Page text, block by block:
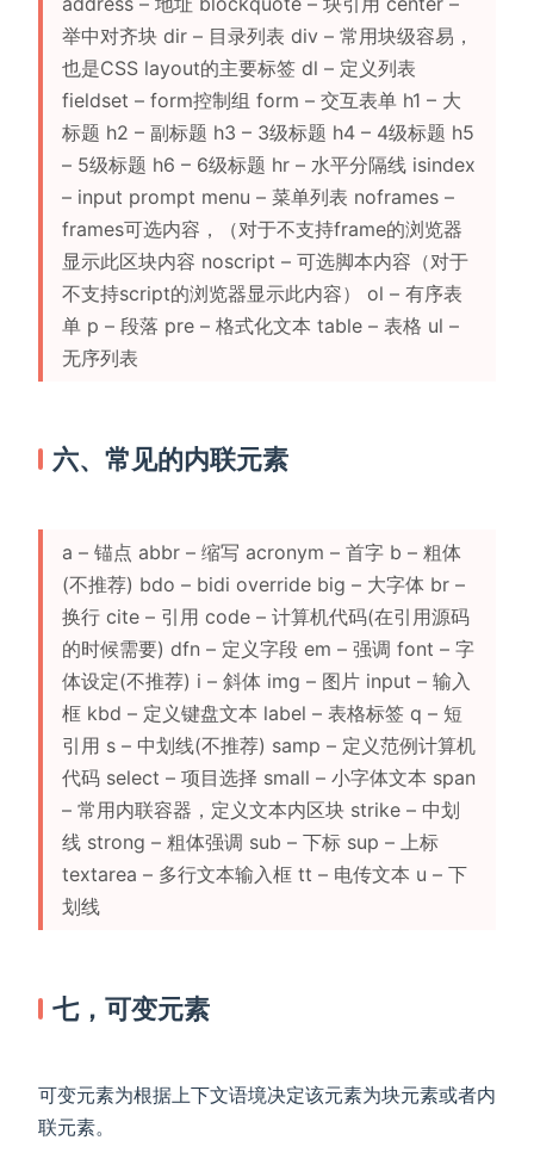
举中对齐块 dir – 目录列表 div – 常用块级容易，
也是CSS layout的主要标签 dl – 定义列表
fieldset – form控制组 form – 交互表单 h1 – 大
标题 h2 – 副标题 h3 – 3级标题 h4 – 4级标题 h5
– 5级标题 h6 – 6级标题 hr – 水平分隔线 isindex
– input prompt menu – 菜单列表 noframes –
frames可选内容，（对于不支持frame的浏览器
显示此区块内容 noscript – 可选脚本内容（对于
不支持script的浏览器显示此内容） ol – 有序表
单 p – 段落 pre – 格式化文本 table – 表格 ul –
无序列表
六、常见的内联元素
a – 锚点 abbr – 缩写 acronym – 首字 b – 粗体
(不推荐) bdo – bidi override big – 大字体 br –
换行 cite – 引用 code – 计算机代码(在引用源码
的时候需要) dfn – 定义字段 em – 强调 font – 字
体设定(不推荐) i – 斜体 img – 图片 input – 输入
框 kbd – 定义键盘文本 label – 表格标签 q – 短
引用 s – 中划线(不推荐) samp – 定义范例计算机
代码 select – 项目选择 small – 小字体文本 span
– 常用内联容器，定义文本内区块 strike – 中划
线 strong – 粗体强调 sub – 下标 sup – 上标
textarea – 多行文本输入框 tt – 电传文本 u – 下
划线
七，可变元素
可变元素为根据上下文语境决定该元素为块元素或者内
联元素。